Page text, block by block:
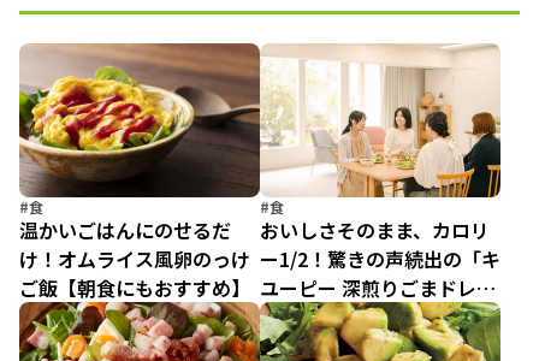
#食
温かいごはんにのせるだ
け！オムライス風卵のっけ
ご飯【朝食にもおすすめ】
#食
おいしさそのまま、カロリ
ー1/2！驚きの声続出の「キ
ユーピー 深煎りごまドレッ
シング カロリーハーフ」試
食会